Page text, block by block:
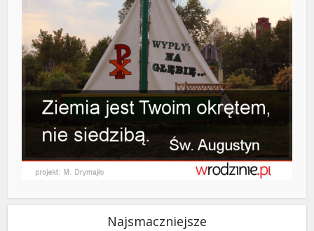
Najsmaczniejsze